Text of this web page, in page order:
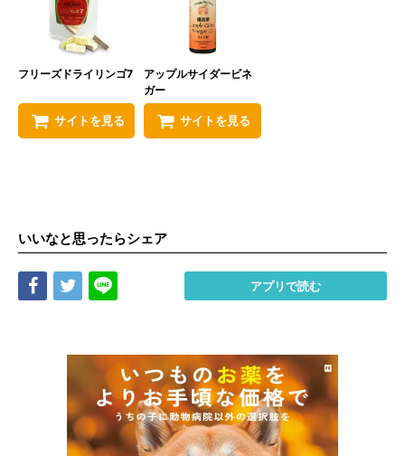
フリーズドライリンゴ7
サイトを見る
アップルサイダービネ
ガー
サイトを見る
いいなと思ったらシェア
Share Tweet アプリで読む